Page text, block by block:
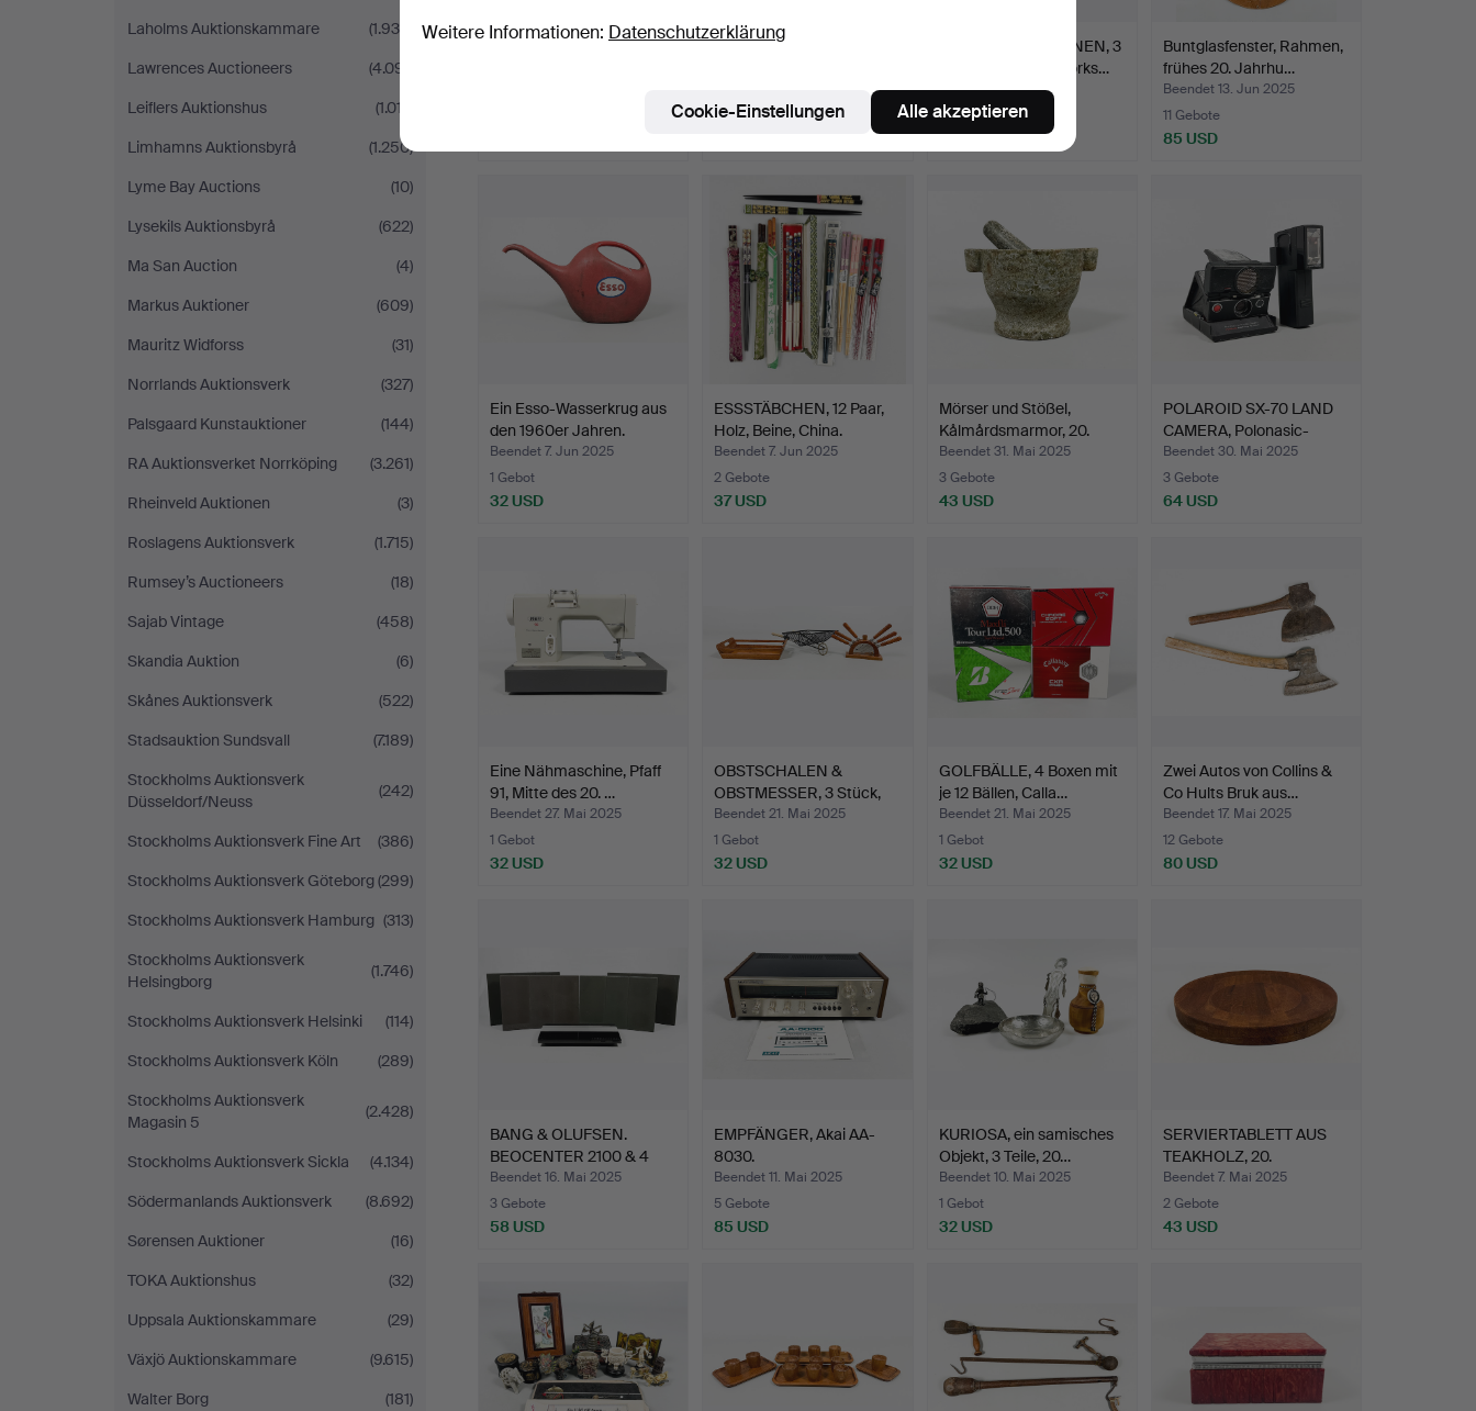
Laholms Auktionskammare
(1.930)
Lawrences Auctioneers
(4.091)
Leiflers Auktionshus
(1.017)
Limhamns Auktionsbyrå
(1.250)
Lyme Bay Auctions
(10)
Lysekils Auktionsbyrå
(622)
Ma San Auction
(4)
Markus Auktioner
(609)
Mauritz Widforss
(31)
Norrlands Auktionsverk
(327)
Palsgaard Kunstauktioner
(144)
RA Auktionsverket Norrköping
(3.261)
Rheinveld Auktionen
(3)
Roslagens Auktionsverk
(1.715)
Rumsey’s Auctioneers
(18)
Sajab Vintage
(458)
Skandia Auktion
(6)
Skånes Auktionsverk
(522)
Stadsauktion Sundsvall
(7.189)
Stockholms Auktionsverk
Düsseldorf/Neuss
(242)
Stockholms Auktionsverk Fine Art
(386)
Stockholms Auktionsverk Göteborg(299)
Stockholms Auktionsverk Hamburg (313)
Stockholms Auktionsverk
Helsingborg
(1.746)
Stockholms Auktionsverk Helsinki
(114)
Stockholms Auktionsverk Köln
(289)
Stockholms Auktionsverk
Magasin 5
(2.428)
Stockholms Auktionsverk Sickla
(4.134)
Södermanlands Auktionsverk
(8.692)
Sørensen Auktioner
(16)
TOKA Auktionshus
(32)
Uppsala Auktionskammare
(29)
Växjö Auktionskammare
(9.615)
Walter Borg
(181)
Redding Big Boss II,
GOLFSET, MacGregor,
3 Gebote
TISCHDEKORATIONEN, 3
Stück, gerahmte Korks…
Beendet 22. Jun 2025
1 Gebot
32 USD
Buntglasfenster, Rahmen,
frühes 20. Jahrhu…
Beendet 13. Jun 2025
11 Gebote
85 USD
Ein Esso-Wasserkrug aus
den 1960er Jahren.
Beendet 7. Jun 2025
1 Gebot
32 USD
ESSSTÄBCHEN, 12 Paar,
Holz, Beine, China.
Beendet 7. Jun 2025
2 Gebote
37 USD
Mörser und Stößel,
Kålmårdsmarmor, 20.
Jah…
Beendet 31. Mai 2025
3 Gebote
43 USD
POLAROID SX-70 LAND
CAMERA, Polonasic-
Auto…
Beendet 30. Mai 2025
3 Gebote
64 USD
Eine Nähmaschine, Pfaff
91, Mitte des 20. …
Beendet 27. Mai 2025
1 Gebot
32 USD
OBSTSCHALEN &
OBSTMESSER, 3 Stück,
Retro, …
Beendet 21. Mai 2025
1 Gebot
32 USD
GOLFBÄLLE, 4 Boxen mit
je 12 Bällen, Calla…
Beendet 21. Mai 2025
1 Gebot
32 USD
Zwei Autos von Collins &
Co Hults Bruk aus…
Beendet 17. Mai 2025
12 Gebote
80 USD
BANG & OLUFSEN.
BEOCENTER 2100 & 4
LAUTSPR…
Beendet 16. Mai 2025
3 Gebote
58 USD
EMPFÄNGER, Akai AA-
8030.
Beendet 11. Mai 2025
5 Gebote
85 USD
KURIOSA, ein samisches
Objekt, 3 Teile, 20…
Beendet 10. Mai 2025
1 Gebot
32 USD
SERVIERTABLETT AUS
TEAKHOLZ, 20.
Jahrhunde…
Beendet 7. Mai 2025
2 Gebote
43 USD
Weitere Informationen: Datenschutzerklärung
Cookie-Einstellungen Alle akzeptieren